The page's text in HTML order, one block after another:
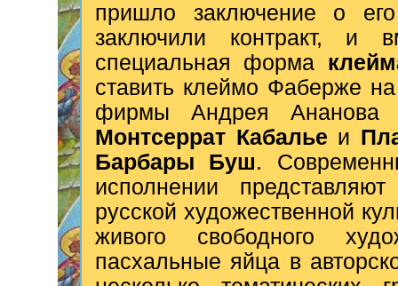
пришло заключение о
заключили контракт, и
специальная форма
ставить клеймо Фаберже
фирмы Андрея Ананова
Монтсеррат Кабалье и
Барбары Буш.
исполнении
русской художественной
живого свободного
пасхальные яйца в